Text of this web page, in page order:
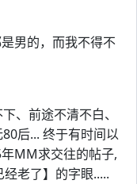
男的，而我不得不
、前途不清不白、
后... 终于有时间以
MM求交往的帖子,
老了】的字眼.....